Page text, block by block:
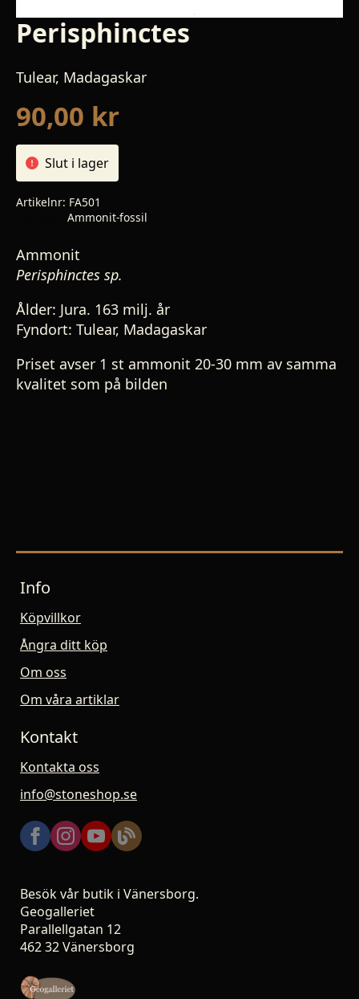
Perisphinctes
Tulear, Madagaskar
90,00 kr
Slut i lager
Artikelnr: FA501
Ammonit-fossil
Ammonit
Perisphinctes sp.
Ålder: Jura. 163 milj. år
Fyndort: Tulear, Madagaskar
Priset avser 1 st ammonit 20-30 mm av samma
kvalitet som på bilden
Info
Köpvillkor
Ångra ditt köp
Om oss
Om våra artiklar
Kontakt
Kontakta oss
info@stoneshop.se
Besök vår butik i Vänersborg.
Geogalleriet
Parallellgatan 12
462 32 Vänersborg